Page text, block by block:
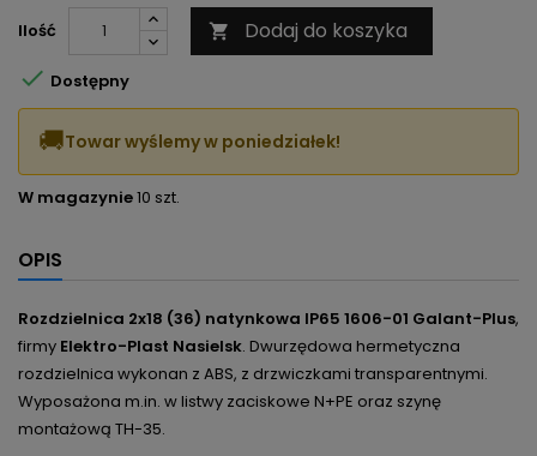
Ilość  Dodaj do koszyka
 Dostępny
🚚Towar wyślemy w poniedziałek!
W magazynie10 szt.
OPIS
Rozdzielnica 2x18 (36) natynkowa IP65 1606-01 Galant-Plus,
firmy Elektro-Plast Nasielsk. Dwurzędowa hermetyczna
rozdzielnica wykonan z ABS, z drzwiczkami transparentnymi.
Wyposażona m.in. w listwy zaciskowe N+PE oraz szynę
montażową TH-35.